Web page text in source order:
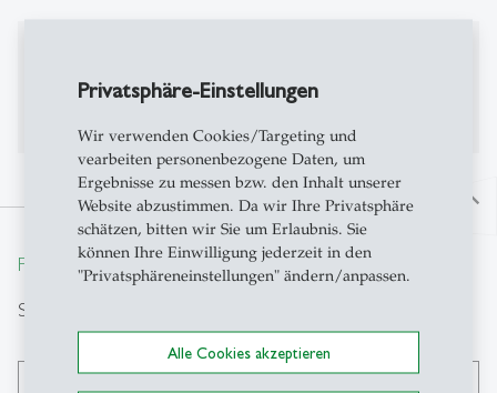
Privatsphäre-Einstellungen
Wir verwenden Cookies/Targeting und
vearbeiten personenbezogene Daten, um
Ergebnisse zu messen bzw. den Inhalt unserer
Website abzustimmen. Da wir Ihre Privatsphäre
schätzen, bitten wir Sie um Erlaubnis. Sie
können Ihre Einwilligung jederzeit in den
"Privatsphäreneinstellungen" ändern/anpassen.
Alle Cookies akzeptieren
Publikationen auf Alexandria
north
From insight to impact.
Suche